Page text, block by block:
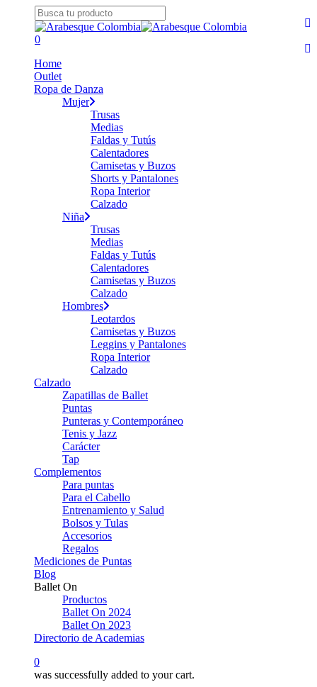
Close
Search
search
0
Home
Outlet
Ropa de Danza
Mujer
Trusas
Medias
Faldas y Tutús
Calentadores
Camisetas y Buzos
Shorts y Pantalones
Ropa Interior
Calzado
Niña
Trusas
Medias
Faldas y Tutús
Calentadores
Camisetas y Buzos
Calzado
Hombres
Leotardos
Camisetas y Buzos
Leggins y Pantalones
Ropa Interior
Calzado
Calzado
Zapatillas de Ballet
Puntas
Punteras y Contemporáneo
Tenis y Jazz
Carácter
Tap
Complementos
Para puntas
Para el Cabello
Entrenamiento y Salud
Bolsos y Tulas
Accesorios
Regalos
Mediciones de Puntas
Blog
Ballet On
Productos
Ballet On 2024
Ballet On 2023
Directorio de Academias
search
0
was successfully added to your cart.